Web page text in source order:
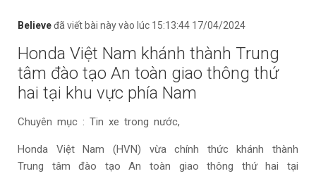
Believeđã viết bài này vào lúc 15:13:44 17/04/2024
Honda Việt Nam khánh thành Trung
tâm đào tạo An toàn giao thông thứ
hai tại khu vực phía Nam
Chuyên mục : Tin xe trong nước,
Honda Việt Nam (HVN) vừa chính thức khánh thành
Trung tâm đào tạo An toàn giao thông thứ hai tại